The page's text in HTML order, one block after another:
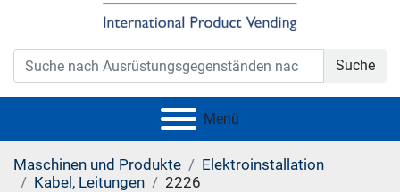
Suche
Menü
Maschinen und Produkte
Elektroinstallation
Kabel, Leitungen
2226